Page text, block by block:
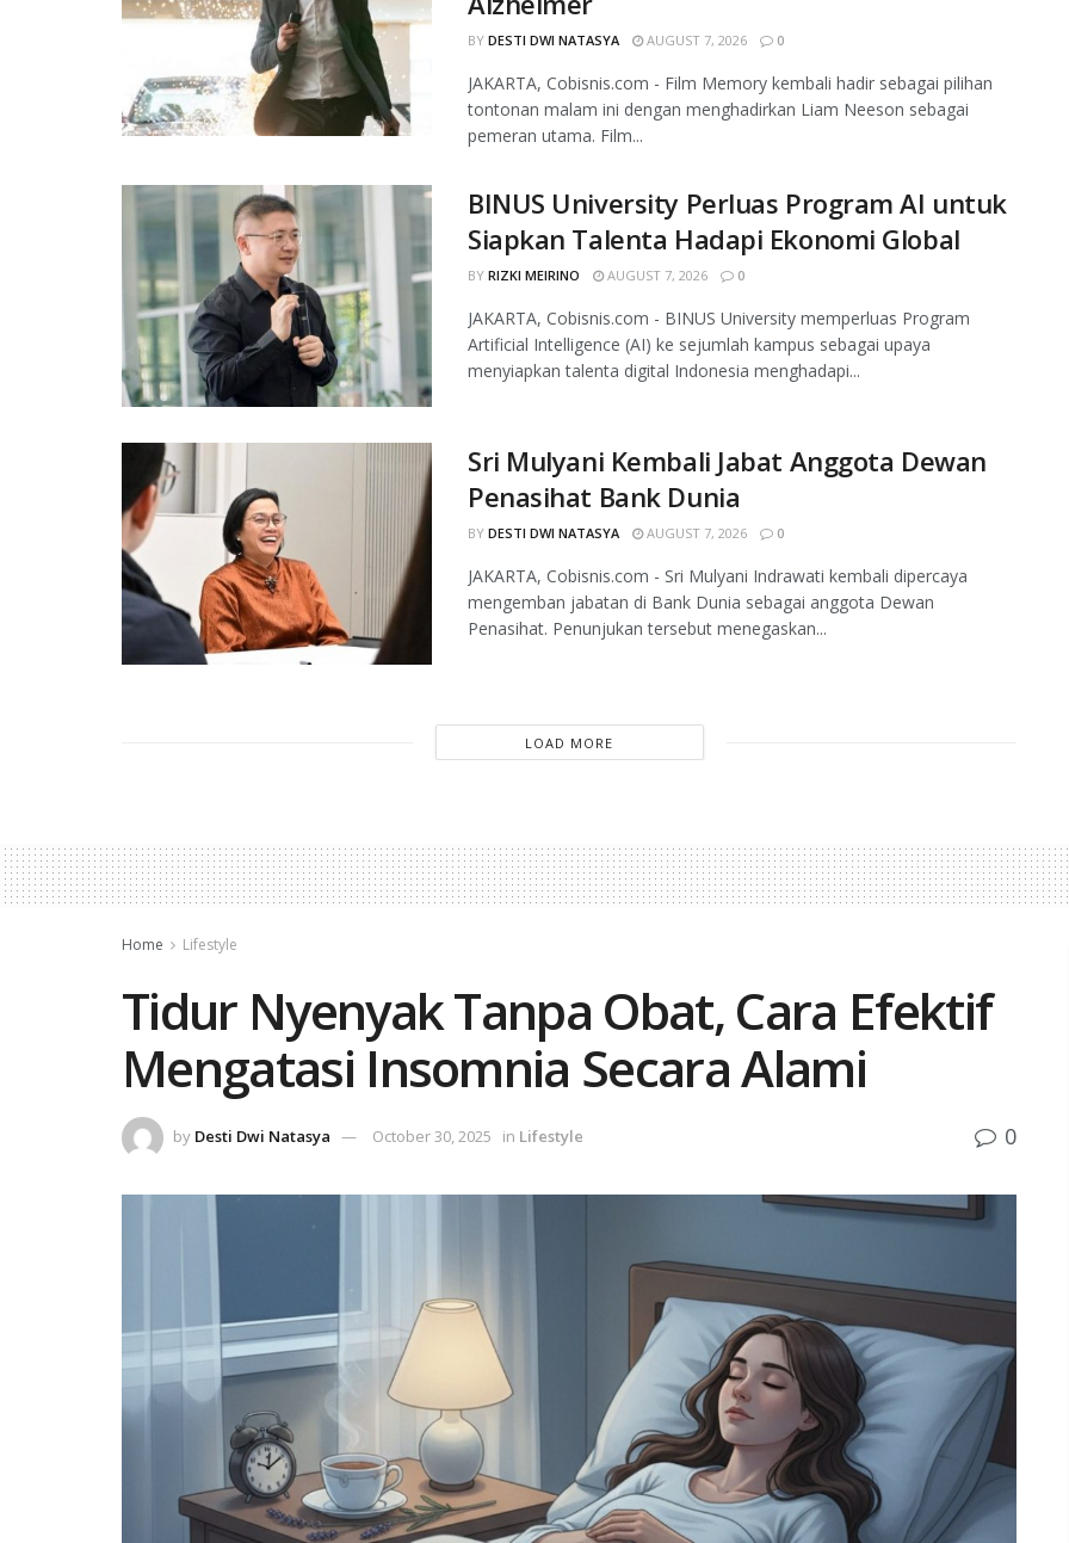
BY DESTI DWI NATASYA AUGUST 7, 2026 0
JAKARTA, Cobisnis.com - Film Memory kembali hadir sebagai pilihan
tontonan malam ini dengan menghadirkan Liam Neeson sebagai
pemeran utama. Film...
BINUS University Perluas Program AI untuk
Siapkan Talenta Hadapi Ekonomi Global
BY RIZKI MEIRINO AUGUST 7, 2026 0
JAKARTA, Cobisnis.com - BINUS University memperluas Program
Artificial Intelligence (AI) ke sejumlah kampus sebagai upaya
menyiapkan talenta digital Indonesia menghadapi...
Sri Mulyani Kembali Jabat Anggota Dewan
Penasihat Bank Dunia
BY DESTI DWI NATASYA AUGUST 7, 2026 0
JAKARTA, Cobisnis.com - Sri Mulyani Indrawati kembali dipercaya
mengemban jabatan di Bank Dunia sebagai anggota Dewan
Penasihat. Penunjukan tersebut menegaskan...
LOAD MORE
Home Lifestyle
Tidur Nyenyak Tanpa Obat, Cara Efektif
Mengatasi Insomnia Secara Alami
by Desti Dwi Natasya October 30, 2025 in Lifestyle 0